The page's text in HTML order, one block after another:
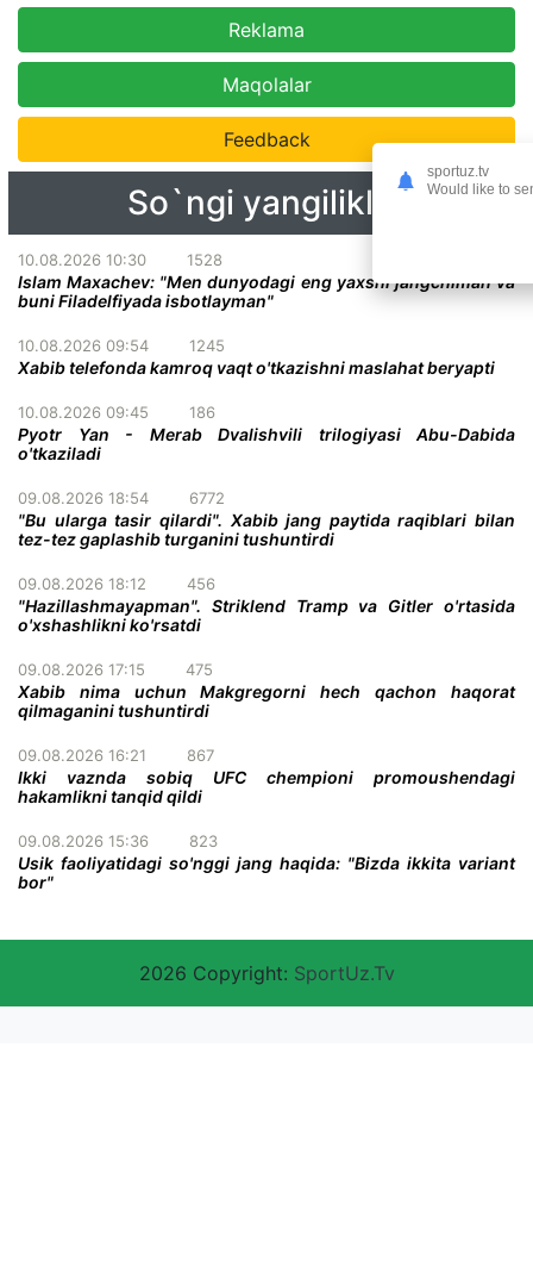
Reklama
Maqolalar
Feedback
So`ngi yangiliklar
10.08.2026 10:30 1528
Islam Maxachev: "Men dunyodagi eng yaxshi jangchiman va
buni Filadelfiyada isbotlayman"
10.08.2026 09:54 1245
Xabib telefonda kamroq vaqt o'tkazishni maslahat beryapti
10.08.2026 09:45 186
Pyotr Yan - Merab Dvalishvili trilogiyasi Abu-Dabida
o'tkaziladi
09.08.2026 18:54 6772
"Bu ularga tasir qilardi". Xabib jang paytida raqiblari bilan
tez-tez gaplashib turganini tushuntirdi
09.08.2026 18:12 456
"Hazillashmayapman". Striklend Tramp va Gitler o'rtasida
o'xshashlikni ko'rsatdi
09.08.2026 17:15 475
Xabib nima uchun Makgregorni hech qachon haqorat
qilmaganini tushuntirdi
09.08.2026 16:21 867
Ikki vaznda sobiq UFC chempioni promoushendagi
hakamlikni tanqid qildi
09.08.2026 15:36 823
Usik faoliyatidagi so'nggi jang haqida: "Bizda ikkita variant
bor"
2026 Copyright: SportUz.Tv
sportuz.tv
Would like to